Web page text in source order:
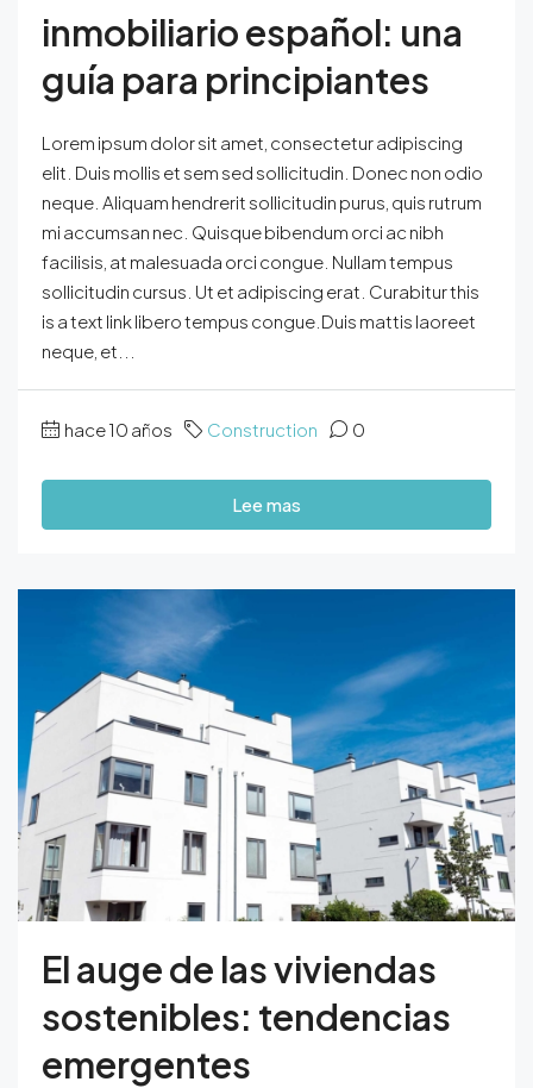
inmobiliario español: una
guía para principiantes
Lorem ipsum dolor sit amet, consectetur adipiscing
elit. Duis mollis et sem sed sollicitudin. Donec non odio
neque. Aliquam hendrerit sollicitudin purus, quis rutrum
mi accumsan nec. Quisque bibendum orci ac nibh
facilisis, at malesuada orci congue. Nullam tempus
sollicitudin cursus. Ut et adipiscing erat. Curabitur this
is a text link libero tempus congue.Duis mattis laoreet
neque, et...
hace 10 años Construction 0
Lee mas
El auge de las viviendas
sostenibles: tendencias
emergentes